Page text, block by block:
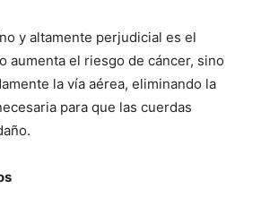
y altamente perjudicial es el
aumenta el riesgo de cáncer, sino
la vía aérea, eliminando la
para que las cuerdas